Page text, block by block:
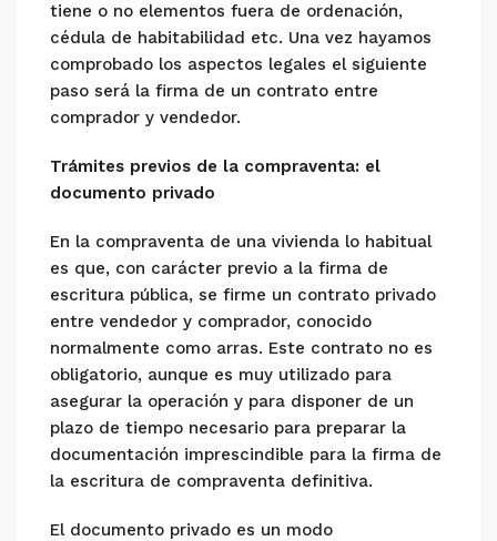
tiene o no elementos fuera de ordenación,
cédula de habitabilidad etc. Una vez hayamos
comprobado los aspectos legales el siguiente
paso será la firma de un contrato entre
comprador y vendedor.
Trámites previos de la compraventa: el
documento privado
En la compraventa de una vivienda lo habitual
es que, con carácter previo a la firma de
escritura pública, se firme un contrato privado
entre vendedor y comprador, conocido
normalmente como arras. Este contrato no es
obligatorio, aunque es muy utilizado para
asegurar la operación y para disponer de un
plazo de tiempo necesario para preparar la
documentación imprescindible para la firma de
la escritura de compraventa definitiva.
El documento privado es un modo